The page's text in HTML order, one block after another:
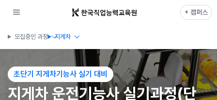
+ 캠퍼스
모집중인 과정 지게차
초단기 지게차기능사 실기 대비
지게차 운전기능사 실기과정(단